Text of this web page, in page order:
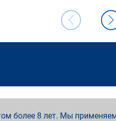
более 8 лет. Мы